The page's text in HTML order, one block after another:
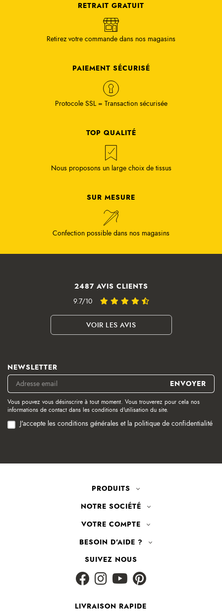
RETRAIT GRATUIT
Retirez votre commande dans nos magasins
PAIEMENT SÉCURISÉ
Protocole SSL = Transaction sécurisée
TOP QUALITÉ
Nous proposons un large choix de tissus
SUR MESURE
Confection possible dans nos magasins
2487 AVIS CLIENTS
9.7/10
VOIR LES AVIS
NEWSLETTER
Vous pouvez vous désinscrire à tout moment. Vous trouverez pour cela nos
informations de contact dans les conditions d'utilisation du site.
J'accepte les conditions générales et la politique de confidentialité
PRODUITS
NOTRE SOCIÉTÉ
VOTRE COMPTE
BESOIN D'AIDE ?
SUIVEZ NOUS
LIVRAISON RAPIDE